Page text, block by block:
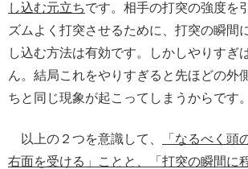
し込む元立ちです。相手の打突の強度を
ズムよく打突させるために、打突の瞬間
し込む方法は有効です。しかしやりすぎ
ん。結局これをやりすぎると先ほどの外
ちと同じ現象が起こってしまうからです。
以上の２つを意識して、
「なるべく頭
右面を受ける」ことと、「打突の瞬間に